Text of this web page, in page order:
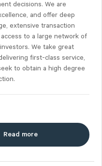
decisions. We are
and offer deep
extensive transaction
to a large network of
We take great
first-class service,
to obtain a high degree
Read more